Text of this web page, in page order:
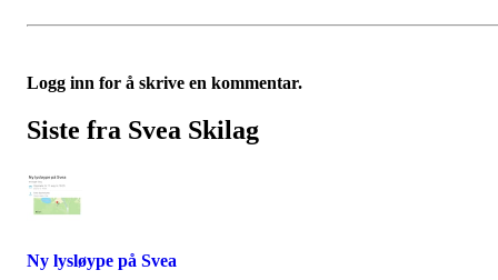
Logg inn for å skrive en kommentar.
Siste fra Svea Skilag
Ny lysløype på Svea